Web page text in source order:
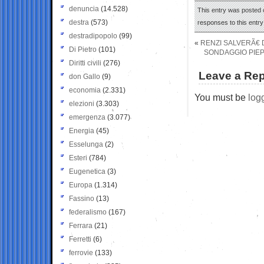
This entry was posted
responses to this
« RENZI SALVERÃ€
SONDAGGIO
Leave a
You must be
denuncia (14.528)
destra (573)
destradipopolo (99)
Di Pietro (101)
Diritti civili (276)
don Gallo (9)
economia (2.331)
elezioni (3.303)
emergenza (3.077)
Energia (45)
Esselunga (2)
Esteri (784)
Eugenetica (3)
Europa (1.314)
Fassino (13)
federalismo (167)
Ferrara (21)
Ferretti (6)
ferrovie (133)